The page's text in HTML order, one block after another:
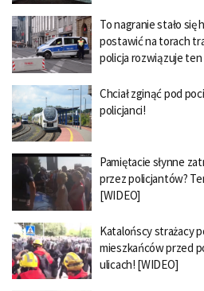
To nagranie stało się
postawić na torach
policja rozwiązuje ten
Chciał zginąć pod
policjanci!
Pamiętacie słynne
przez policjantów?
[WIDEO]
Katalońscy strażacy
mieszkańców przed
ulicach! [WIDEO]